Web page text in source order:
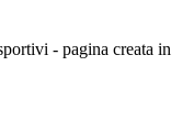
- pagina creata in